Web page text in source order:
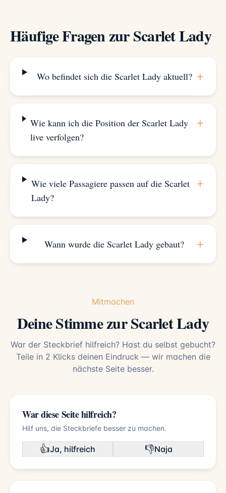
Häufige Fragen zur Scarlet Lady
Wo befindet sich die Scarlet Lady aktuell? +
Wie kann ich die Position der Scarlet Lady
live verfolgen?
+
Wie viele Passagiere passen auf die Scarlet
Lady?
+
Wann wurde die Scarlet Lady gebaut? +
Mitmachen
Deine Stimme zur Scarlet Lady
War der Steckbrief hilfreich? Hast du selbst gebucht?
Teile in 2 Klicks deinen Eindruck — wir machen die
nächste Seite besser.
War diese Seite hilfreich?
Hilf uns, die Steckbriefe besser zu machen.
👍Ja, hilfreich 👎Naja